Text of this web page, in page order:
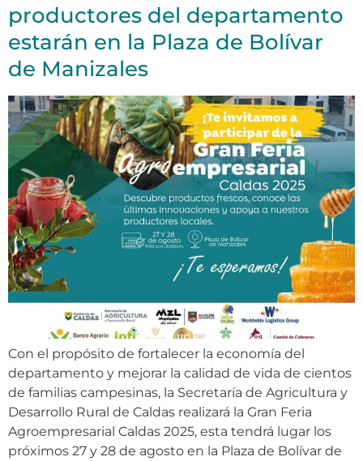
productores del departamento
estarán en la Plaza de Bolívar
de Manizales
Con el propósito de fortalecer la economía del
departamento y mejorar la calidad de vida de cientos
de familias campesinas, la Secretaría de Agricultura y
Desarrollo Rural de Caldas realizará la Gran Feria
Agroempresarial Caldas 2025, esta tendrá lugar los
próximos 27 y 28 de agosto en la Plaza de Bolívar de